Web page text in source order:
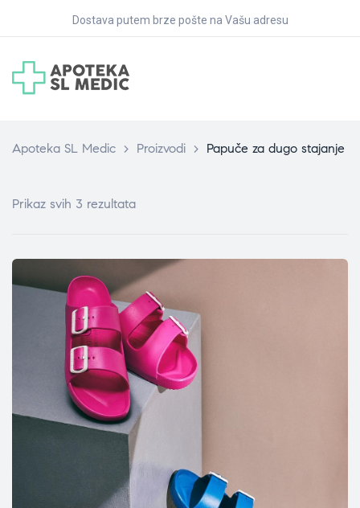
Dostava putem brze pošte na Vašu adresu
Apoteka SL Medic > Proizvodi > Papuče za dugo stajanje
Prikaz svih 3 rezultata